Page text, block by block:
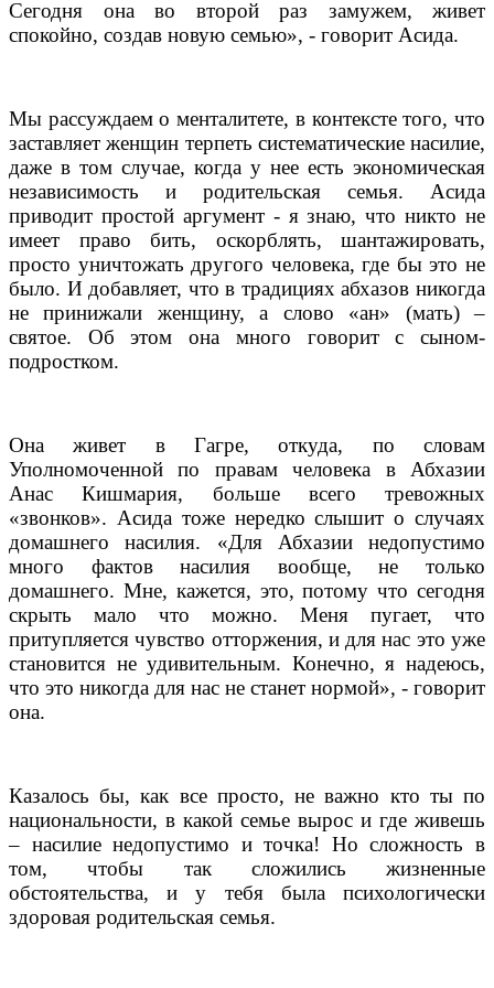
Сегодня она во второй раз замужем, живет
спокойно, создав новую семью», - говорит Асида.
Мы рассуждаем о менталитете, в контексте того, что
заставляет женщин терпеть систематические насилие,
даже в том случае, когда у нее есть экономическая
независимость и родительская семья. Асида
приводит простой аргумент - я знаю, что никто не
имеет право бить, оскорблять, шантажировать,
просто уничтожать другого человека, где бы это не
было. И добавляет, что в традициях абхазов никогда
не принижали женщину, а слово «ан» (мать) –
святое. Об этом она много говорит с сыном-
подростком.
Она живет в Гагре, откуда, по словам
Уполномоченной по правам человека в Абхазии
Анас Кишмария, больше всего тревожных
«звонков». Асида тоже нередко слышит о случаях
домашнего насилия. «Для Абхазии недопустимо
много фактов насилия вообще, не только
домашнего. Мне, кажется, это, потому что сегодня
скрыть мало что можно. Меня пугает, что
притупляется чувство отторжения, и для нас это уже
становится не удивительным. Конечно, я надеюсь,
что это никогда для нас не станет нормой», - говорит
она.
Казалось бы, как все просто, не важно кто ты по
национальности, в какой семье вырос и где живешь
– насилие недопустимо и точка! Но сложность в
том, чтобы так сложились жизненные
обстоятельства, и у тебя была психологически
здоровая родительская семья.